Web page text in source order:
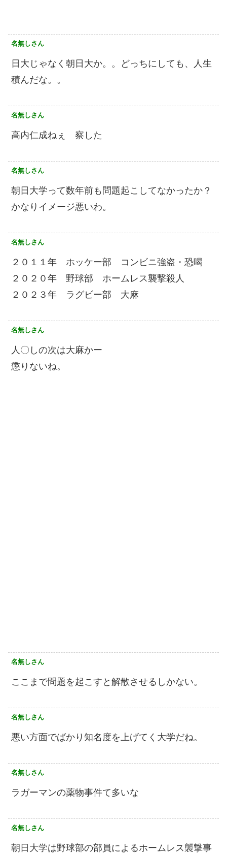
名無しさん
日大じゃなく朝日大か。。どっちにしても、人生
積んだな。。
名無しさん
高内仁成ねぇ 察した
名無しさん
朝日大学って数年前も問題起こしてなかったか？
かなりイメージ悪いわ。
名無しさん
２０１１年 ホッケー部 コンビニ強盗・恐喝
２０２０年 野球部 ホームレス襲撃殺人
２０２３年 ラグビー部 大麻
名無しさん
人〇しの次は大麻かー
懲りないね。
名無しさん
ここまで問題を起こすと解散させるしかない。
名無しさん
悪い方面でばかり知名度を上げてく大学だね。
名無しさん
ラガーマンの薬物事件て多いな
名無しさん
朝日大学は野球部の部員によるホームレス襲撃事